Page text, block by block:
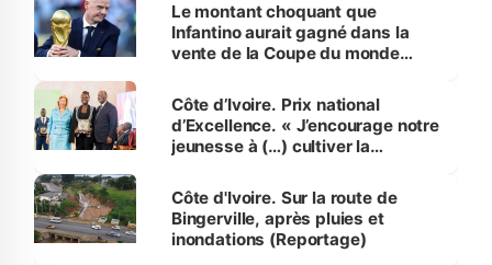
Le montant choquant que
Infantino aurait gagné dans la
vente de la Coupe du monde
Côte d’Ivoire. Prix national
d’Excellence. « J’encourage notre
jeunesse à (…) cultiver la
(Alassane Ouattara
Côte d'Ivoire. Sur la route de
Bingerville, après pluies et
inondations (Reportage)